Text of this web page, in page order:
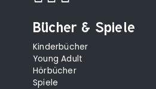
Bücher & Spiele
Kinderbücher
Young Adult
Hörbücher
Spiele